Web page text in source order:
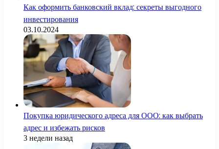
Как оформить банковский вклад: секреты выгодного
инвестирования
03.10.2024
Покупка юридического адреса для ООО: как выбрать
адрес и избежать рисков
3 недели назад